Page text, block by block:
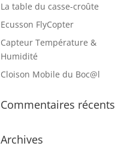
La table du casse-croûte
Ecusson FlyCopter
Capteur Température &
Humidité
Cloison Mobile du Boc@l
Commentaires récents
Archives